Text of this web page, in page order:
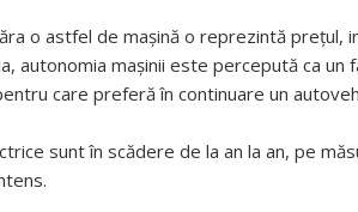
o astfel de maşină o reprezintă preţul,
autonomia maşinii este percepută ca
care preferă în continuare un
sunt în scădere de la an la an, pe